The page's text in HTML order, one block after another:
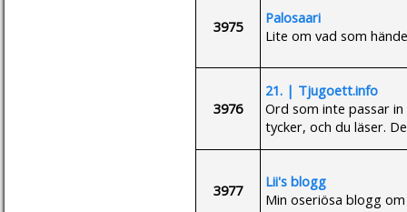
3975
Palosaari
Lite om vad som
3976
21. | Tjugoett.info
Ord som inte passar
tycker, och du läser.
3977
Lii's blogg
Min oseriösa blogg